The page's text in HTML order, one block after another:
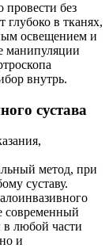
провести без
глубоко в тканях,
освещением и
манипуляции
внутрь.
сустава
метод, при
суставу.
современный
любой части
и